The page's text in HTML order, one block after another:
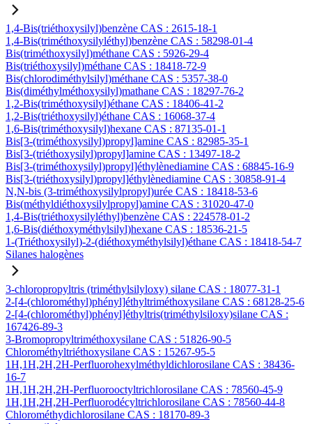
1,4-Bis(triéthoxysilyl)benzène CAS : 2615-18-1
1,4-Bis(triméthoxysilyléthyl)benzène CAS : 58298-01-4
Bis(triméthoxysilyl)méthane CAS : 5926-29-4
Bis(triéthoxysilyl)méthane CAS : 18418-72-9
Bis(chlorodiméthylsilyl)méthane CAS : 5357-38-0
Bis(diméthylméthoxysilyl)mathane CAS : 18297-76-2
1,2-Bis(triméthoxysilyl)éthane CAS : 18406-41-2
1,2-Bis(triéthoxysilyl)éthane CAS : 16068-37-4
1,6-Bis(triméthoxysilyl)hexane CAS : 87135-01-1
Bis[3-(triméthoxysilyl)propyl]amine CAS : 82985-35-1
Bis[3-(triéthoxysilyl)propyl]amine CAS : 13497-18-2
Bis[3-(triméthoxysilyl)propyl]éthylènediamine CAS : 68845-16-9
Bis[3-(triéthoxysilyl)propyl]éthylènediamine CAS : 30858-91-4
N,N-bis (3-triméthoxysilylpropyl)urée CAS : 18418-53-6
Bis(méthyldiéthoxysilylpropyl)amine CAS : 31020-47-0
1,4-Bis(triéthoxysilyléthyl)benzène CAS : 224578-01-2
1,6-Bis(diéthoxyméthylsilyl)hexane CAS : 18536-21-5
1-(Triéthoxysilyl)-2-(diéthoxyméthylsilyl)éthane CAS : 18418-54-7
Silanes halogènes
3-chloropropyltris (triméthylsilyloxy) silane CAS : 18077-31-1
2-[4-(chlorométhyl)phényl]éthyltriméthoxysilane CAS : 68128-25-6
2-[4-(chlorométhyl)phényl]éthyltris(triméthylsiloxy)silane CAS :
167426-89-3
3-Bromopropyltriméthoxysilane CAS : 51826-90-5
Chlorométhyltriéthoxysilane CAS : 15267-95-5
1H,1H,2H,2H-Perfluorohexylméthyldichlorosilane CAS : 38436-
16-7
1H,1H,2H,2H-Perfluorooctyltrichlorosilane CAS : 78560-45-9
1H,1H,2H,2H-Perfluorodécyltrichlorosilane CAS : 78560-44-8
Chlorométhydichlorosilane CAS : 18170-89-3